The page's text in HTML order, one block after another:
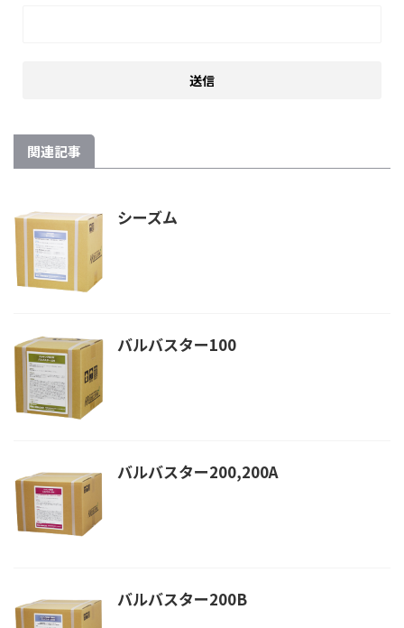
関連記事
シーズム
バルバスター100
バルバスター200,200A
バルバスター200B